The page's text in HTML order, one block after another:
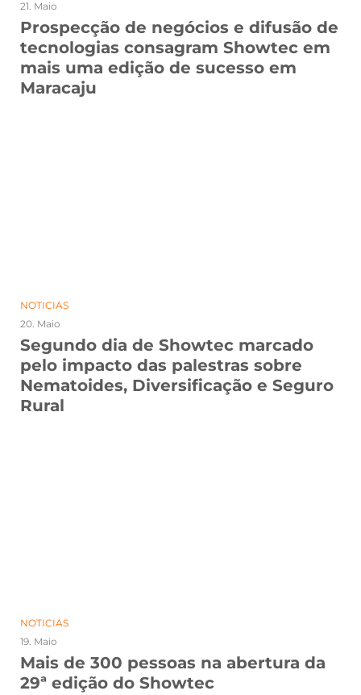
21. Maio
Prospecção de negócios e difusão de
tecnologias consagram Showtec em
mais uma edição de sucesso em
Maracaju
NOTICIAS
20. Maio
Segundo dia de Showtec marcado
pelo impacto das palestras sobre
Nematoides, Diversificação e Seguro
Rural
NOTICIAS
19. Maio
Mais de 300 pessoas na abertura da
29ª edição do Showtec